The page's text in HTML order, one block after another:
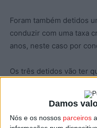
Damos
Nós e os nossos parceiros
Foram também detidos
conduzir com uma taxa
anos, neste caso por
Os três detidos vão ter
Esta e outras notícias